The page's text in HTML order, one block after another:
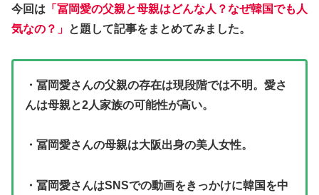
今回は 「冨岡愛の父親と母親はどんな人？なぜ韓国でも人
気なの？」 と題して記事をまとめてみました。
・冨岡愛さんの父親の存在は現段階では不明。愛さ
んは母親と2人家族の可能性が高い。
・冨岡愛さんの母親は大阪出身の美人女性。
・冨岡愛さんはSNSでの動画をきっかけに韓国を中